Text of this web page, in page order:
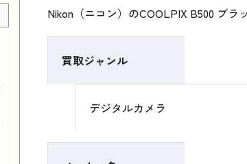
Nikon（ニコン）のCOOLPIX B500 ブ
買取ジャンル
デジタルカメラ